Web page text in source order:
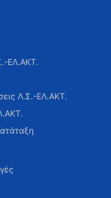
ΕΛ.ΑΚΤ.
Λ.Σ.-ΕΛ.ΑΚΤ.